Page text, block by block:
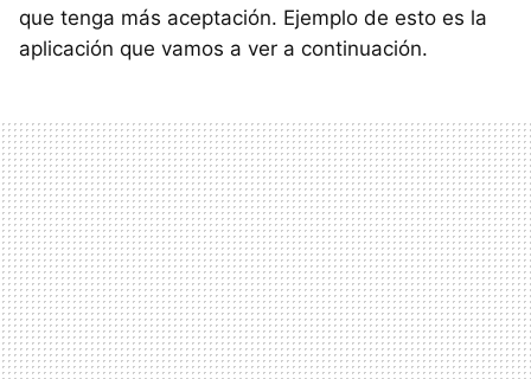
que tenga más aceptación. Ejemplo de esto es la
aplicación que vamos a ver a continuación.